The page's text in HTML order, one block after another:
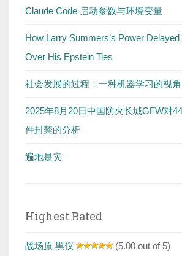
Claude Code 启动参数与环境变量
How Larry Summers’s Power
Over His Epstein Ties
社会发展的过程：一种机器学习的视角
2025年8月20日中国防火长城GFW对
件封禁的分析
遍地是灾
Highest Rated
战场原 黑仪 (5.00 out of 5)